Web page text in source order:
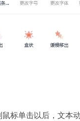
标单击以后，文本